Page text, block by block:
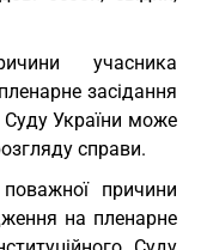
учасника
засідання
Суду України може
справи.
причини
на пленарне